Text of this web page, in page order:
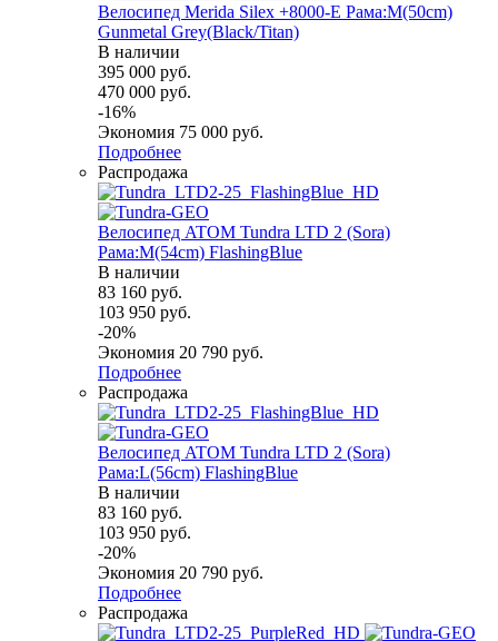
Велосипед Merida Silex +8000-E Рама:M(50cm)
Gunmetal Grey(Black/Titan)
В наличии
395 000 руб.
470 000 руб.
-16%
Экономия 75 000 руб.
Подробнее
Распродажа
Велосипед ATOM Tundra LTD 2 (Sora)
Рама:M(54cm) FlashingBlue
В наличии
83 160 руб.
103 950 руб.
-20%
Экономия 20 790 руб.
Подробнее
Распродажа
Велосипед ATOM Tundra LTD 2 (Sora)
Рама:L(56cm) FlashingBlue
В наличии
83 160 руб.
103 950 руб.
-20%
Экономия 20 790 руб.
Подробнее
Распродажа